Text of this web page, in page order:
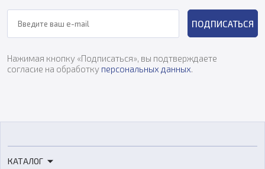
ПОДПИСАТЬСЯ
Нажимая кнопку «Подписаться», вы подтверждаете
согласие на обработку персональных данных
КАТАЛОГ